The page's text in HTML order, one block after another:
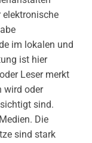
im lokalen und
ist hier
Leser merkt
wird oder
sind.
Die
sind stark